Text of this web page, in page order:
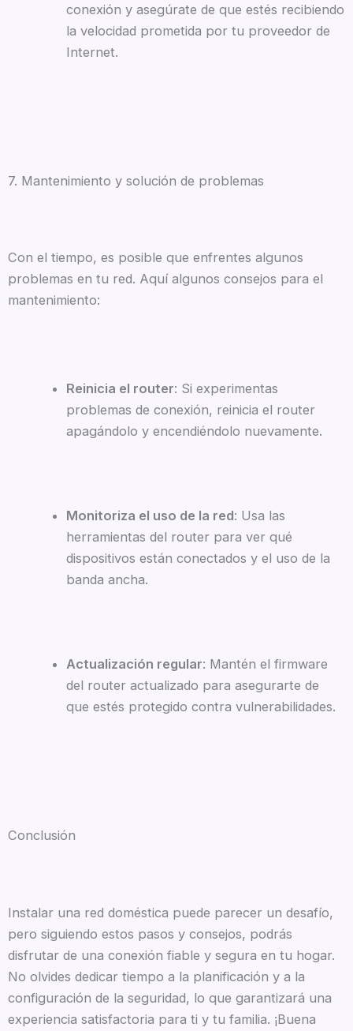
conexión y asegúrate de que estés recibiendo
la velocidad prometida por tu proveedor de
Internet.
7. Mantenimiento y solución de problemas
Con el tiempo, es posible que enfrentes algunos
problemas en tu red. Aquí algunos consejos para el
mantenimiento:
Reinicia el router: Si experimentas
problemas de conexión, reinicia el router
apagándolo y encendiéndolo nuevamente.
Monitoriza el uso de la red: Usa las
herramientas del router para ver qué
dispositivos están conectados y el uso de la
banda ancha.
Actualización regular: Mantén el firmware
del router actualizado para asegurarte de
que estés protegido contra vulnerabilidades.
Conclusión
Instalar una red doméstica puede parecer un desafío,
pero siguiendo estos pasos y consejos, podrás
disfrutar de una conexión fiable y segura en tu hogar.
No olvides dedicar tiempo a la planificación y a la
configuración de la seguridad, lo que garantizará una
experiencia satisfactoria para ti y tu familia. ¡Buena